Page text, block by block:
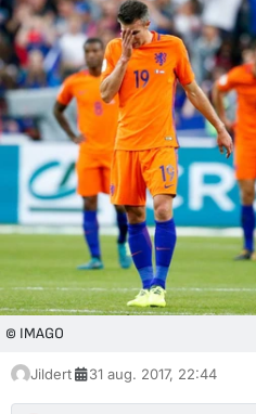
© IMAGO
Jildert 31 aug. 2017, 22:44